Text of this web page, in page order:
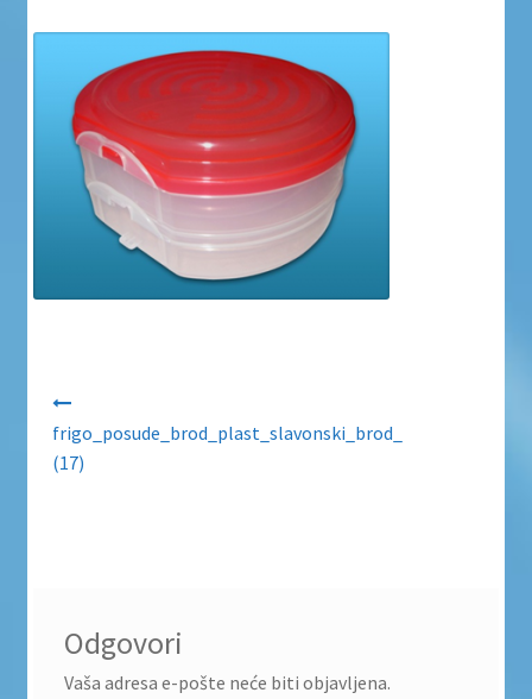
Uvjeti poslovanja
Uvjeti poslovanja
Zaštita privatnosti
Zaštita privatnosti i uvjeti poslovanja
frigo_posude_brod_plast_slavonski_brod_
(17)
Odgovori
Vaša adresa e-pošte neće biti objavljena.